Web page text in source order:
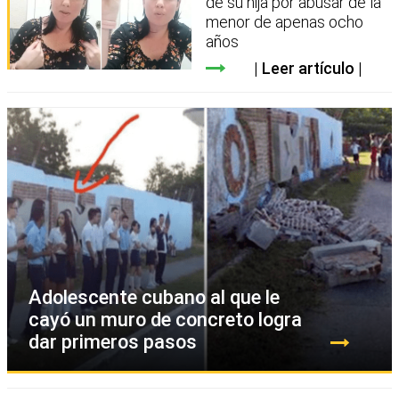
menor de apenas ocho
años
Leer artículo
Adolescente cubano al que le
cayó un muro de concreto logra
dar primeros pasos